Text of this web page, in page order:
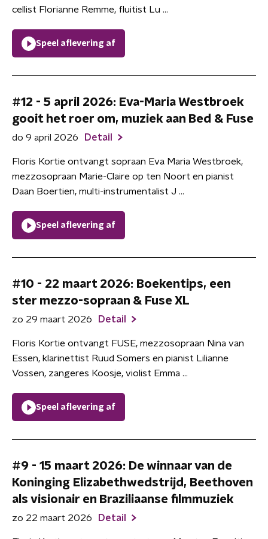
cellist Florianne Remme, fluitist Lu ...
Speel aflevering af
#12 - 5 april 2026: Eva-Maria Westbroek
gooit het roer om, muziek aan Bed & Fuse
do 9 april 2026 Detail
Floris Kortie ontvangt sopraan Eva Maria Westbroek,
mezzosopraan Marie-Claire op ten Noort en pianist
Daan Boertien, multi-instrumentalist J ...
Speel aflevering af
#10 - 22 maart 2026: Boekentips, een
ster mezzo-sopraan & Fuse XL
zo 29 maart 2026 Detail
Floris Kortie ontvangt FUSE, mezzosopraan Nina van
Essen, klarinettist Ruud Somers en pianist Lilianne
Vossen, zangeres Koosje, violist Emma ...
Speel aflevering af
#9 - 15 maart 2026: De winnaar van de
Koninging Elizabethwedstrijd, Beethoven
als visionair en Braziliaanse filmmuziek
zo 22 maart 2026 Detail